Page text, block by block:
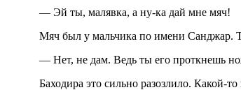
— Эй ты, малявка, а ну-ка дай мне мяч!
Мяч был у мальчика по имени Санджар. Тот,
— Нет, не дам. Ведь ты его проткнешь
Баходира это сильно разозлило. Какой-то